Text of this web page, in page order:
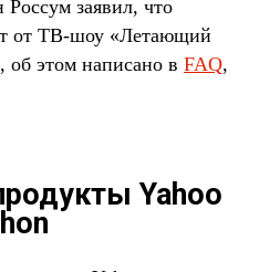
Россум заявил, что
от ТВ-шоу «Летающий
этом написано в FAQ,
Yahoo